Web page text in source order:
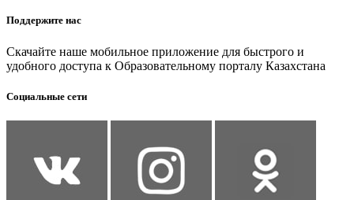
Поддержите нас
Скачайте наше мобильное приложение для быстрого и
удобного доступа к Образовательному порталу Казахстана
Социальные сети